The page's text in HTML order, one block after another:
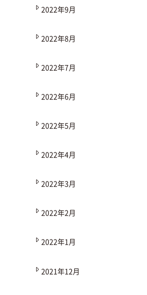
2022年9月
2022年8月
2022年7月
2022年6月
2022年5月
2022年4月
2022年3月
2022年2月
2022年1月
2021年12月